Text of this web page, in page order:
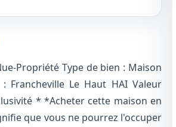
Propriété Type de bien : Maison
Francheville Le Haut HAI Valeur
* *Acheter cette maison en
que vous ne pourrez l'occuper